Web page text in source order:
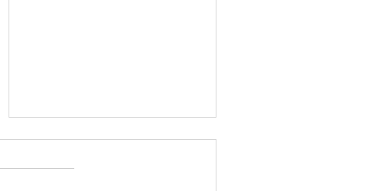
長者家居的窗簾考慮
黎卓斌 Michael Lai 麗絲迪智能系